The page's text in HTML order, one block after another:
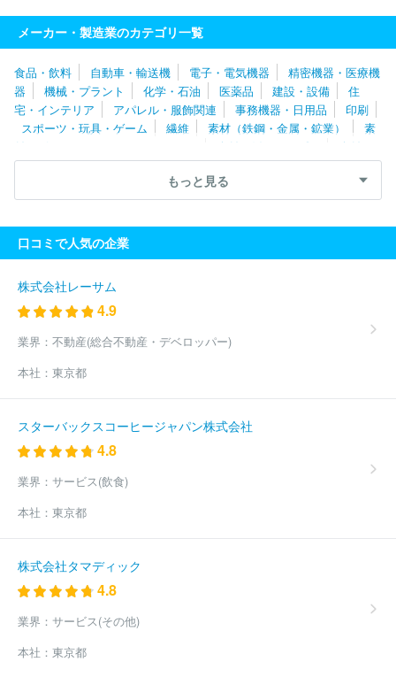
わ
カネ美食品株式会社 いなば食品株式会社
ニコニコのり株式
会社
九鬼産業株式会社 ヤマモリ株式会社
社
月桂冠株式会社 江崎グリコ株式会社
伊那食品工業株式会
社
株式会社オリエンタルベーカリー 株式会社創味食品
はごろ
もフーズ株式会社
アピ株式会社 米久株式会社
株式会社柿安本
店
敷島製パン株式会社 マルサンアイ株式会社
よつ葉乳業株式
日本ハム惣菜株式会社 プライムデリカ株式会社
株式会社ロッテ
株式会社モンテール ヤマサ醬油株式会社
株
式会社藤江
日本コーンスターチ株式会社
社
大栄フーズ株式会社 塩水港精糖株式会社
キリンホールディ
ングス株式会社
式会社
フジフーズ株式会社
会社
亀田製菓株式会社 株式会社世田谷自然食品
株式会社ヤク
ウェルネオシュガー株式会社
脂株式会社
アサヒビール株式会社 キユーピー株式会社
社ホットランドホールディングス
社
焼津水産化学工業株式会社
三井製糖株式会社
メーカー・製造業のカテゴリ一覧
食品・飲料 自動車・輸送機 電子・電気機器
精密機器・医療機
器
機械・プラント 化学・石油 医薬品 建設・設備
住
宅・インテリア
アパレル・服飾関連 事務機器・日用品
印刷
スポーツ・玩具・ゲーム
繊維 素材（鉄鋼・金属・鉱業）
素
材（ゴム・ガラス・セラミックス）
素材（紙・パルプ）
素材
（その他）
農林・水産 たばこ・飼料 その他
もっと見る
口コミで人気の企業
株式会社レーサム
4.9
業界： 不動産(総合不動産・デベロッパー)
本社： 東京都
スターバックスコーヒージャパン株式会社
4.8
業界： サービス(飲食)
本社： 東京都
株式会社タマディック
4.8
業界： サービス(その他)
本社： 東京都